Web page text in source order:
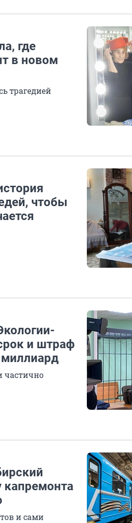
где
в новом
трагедией
чтобы
и штраф
частично
капремонта
и сами